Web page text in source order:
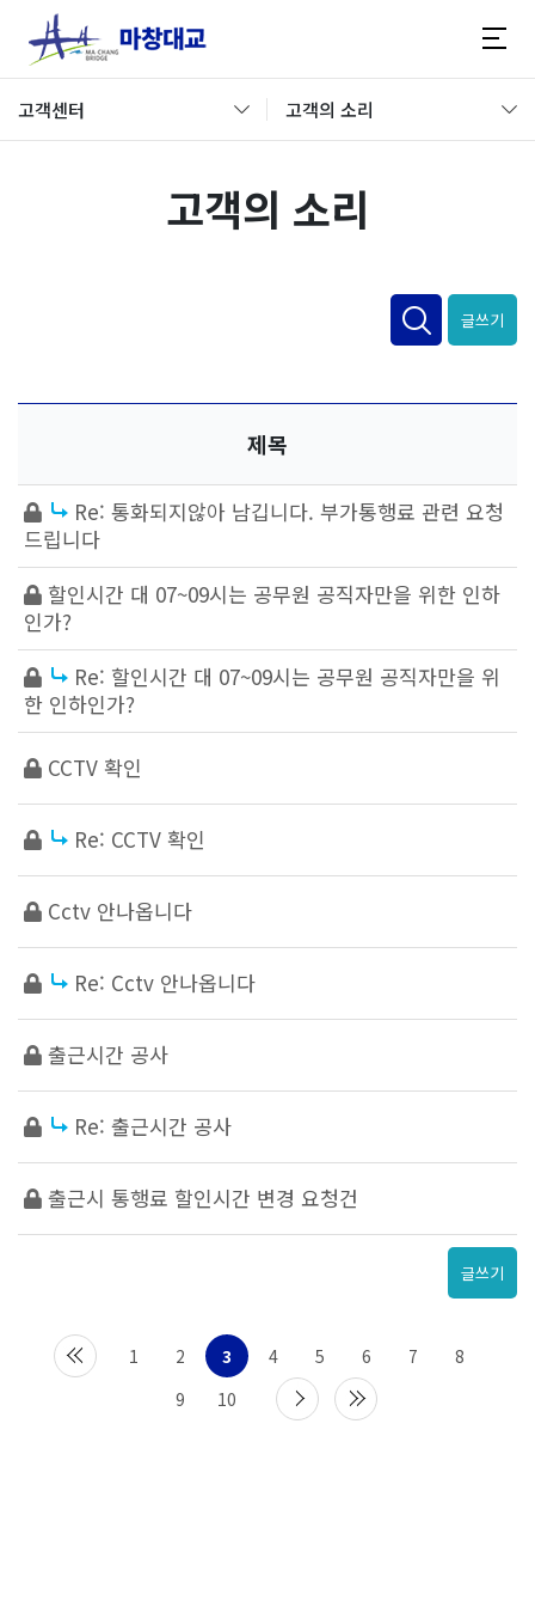
고객센터 고객의 소리
고객의 소리
글쓰기
제목
Re: 통화되지않아 남깁니다. 부가통행료 관련 요청
드립니다
할인시간 대 07~09시는 공무원 공직자만을 위한 인하
인가?
Re: 할인시간 대 07~09시는 공무원 공직자만을 위
한 인하인가?
CCTV 확인
Re: CCTV 확인
Cctv 안나옵니다
Re: Cctv 안나옵니다
출근시간 공사
Re: 출근시간 공사
출근시 통행료 할인시간 변경 요청건
글쓰기
1 2 3 4 5 6 7
8
9
10